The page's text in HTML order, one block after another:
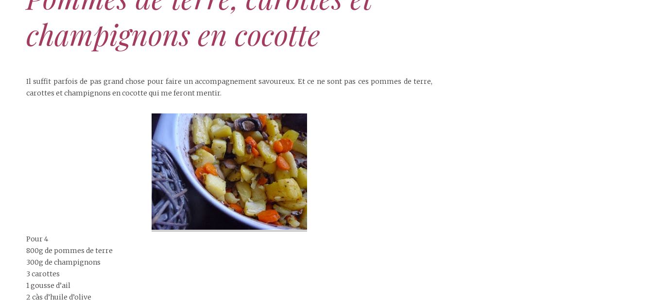
champignons en cocotte
Il suffit parfois de pas grand chose pour faire un accompagnement savoureux. Et ce ne sont pas ces pommes de terre,
carottes et champignons en cocotte qui me feront mentir.
Pour 4
800g de pommes de terre
300g de champignons
3 carottes
1 gousse d’ail
2 càs d’huile d’olive